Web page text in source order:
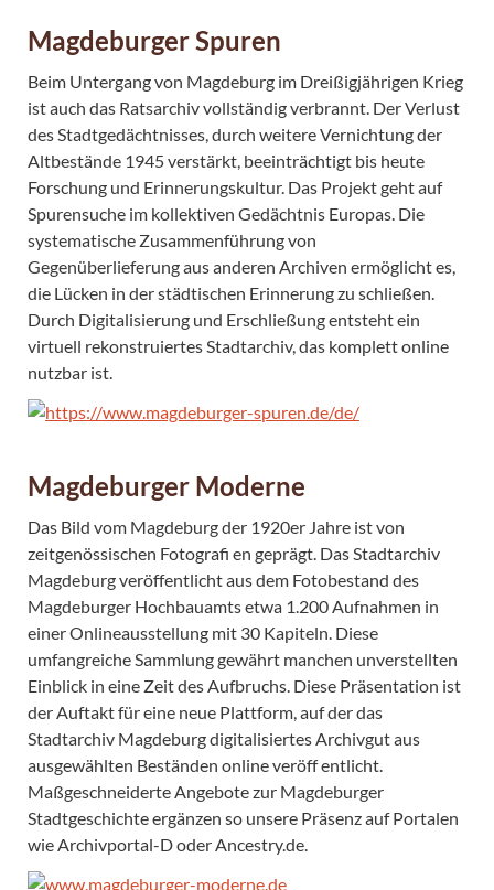
Magdeburger Spuren
Beim Untergang von Magdeburg im Dreißigjährigen Krieg
ist auch das Ratsarchiv vollständig verbrannt. Der Verlust
des Stadtgedächtnisses, durch weitere Vernichtung der
Altbestände 1945 verstärkt, beeinträchtigt bis heute
Forschung und Erinnerungskultur. Das Projekt geht auf
Spurensuche im kollektiven Gedächtnis Europas. Die
systematische Zusammenführung von
Gegenüberlieferung aus anderen Archiven ermöglicht es,
die Lücken in der städtischen Erinnerung zu schließen.
Durch Digitalisierung und Erschließung entsteht ein
virtuell rekonstruiertes Stadtarchiv, das komplett online
nutzbar ist.
Magdeburger Moderne
Das Bild vom Magdeburg der 1920er Jahre ist von
zeitgenössischen Fotografi en geprägt. Das Stadtarchiv
Magdeburg veröffentlicht aus dem Fotobestand des
Magdeburger Hochbauamts etwa 1.200 Aufnahmen in
einer Onlineausstellung mit 30 Kapiteln. Diese
umfangreiche Sammlung gewährt manchen unverstellten
Einblick in eine Zeit des Aufbruchs. Diese Präsentation ist
der Auftakt für eine neue Plattform, auf der das
Stadtarchiv Magdeburg digitalisiertes Archivgut aus
ausgewählten Beständen online veröff entlicht.
Maßgeschneiderte Angebote zur Magdeburger
Stadtgeschichte ergänzen so unsere Präsenz auf Portalen
wie Archivportal-D oder Ancestry.de.